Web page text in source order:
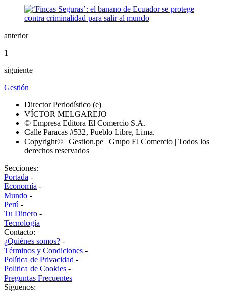
anterior
1
siguiente
Gestión
Director Periodístico (e)
VÍCTOR MELGAREJO
© Empresa Editora El Comercio S.A.
Calle Paracas #532, Pueblo Libre, Lima.
Copyright© | Gestion.pe | Grupo El Comercio | Todos los
derechos reservados
Secciones:
Portada -
Economía -
Mundo -
Perú -
Tu Dinero -
Tecnología
Contacto:
¿Quiénes somos? -
Términos y Condiciones -
Política de Privacidad -
Politica de Cookies -
Preguntas Frecuentes
Síguenos: